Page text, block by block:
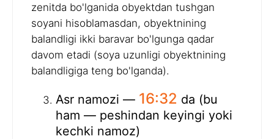
zenitda bo'lganida obyektdan tushgan
soyani hisoblamasdan, obyektnining
balandligi ikki baravar bo'lgunga qadar
davom etadi (soya uzunligi obyektnining
balandligiga teng bo'lganda).
Asr namozi — 16:32 da (bu
ham — peshindan keyingi yoki
kechki namoz)